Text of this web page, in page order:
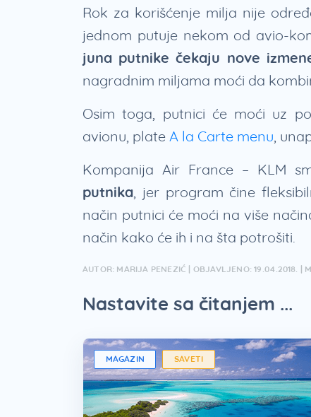
Rok za korišćenje milja nije
jednom putuje nekom od avio-
juna putnike čekaju nove
nagradnim miljama moći da
Osim toga, putnici će moći uz
avionu, plate A la Carte menu,
Kompanija Air France – KLM
putnika, jer program čine
način putnici će moći na više
način kako će ih i na šta potrošiti.
AUTOR: MARIJA PENEZIĆ | OBJAVLJENO: 19.04.2018. |
Nastavite sa čitanjem ...
MAGAZIN SAVETI